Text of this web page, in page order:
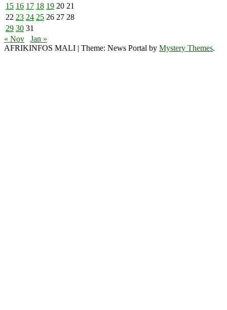
15 16 17 18 19 20 21
22 23 24 25 26 27 28
29 30 31
« Nov
Jan »
AFRIKINFOS MALI | Theme: News Portal by Mystery Themes.